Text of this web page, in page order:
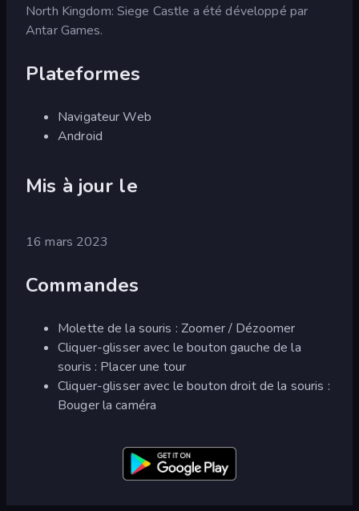
North Kingdom: Siege Castle a été développé par
Antar Games.
Plateformes
Navigateur Web
Android
Mis à jour le
16 mars 2023
Commandes
Molette de la souris : Zoomer / Dézoomer
Cliquer-glisser avec le bouton gauche de la
souris : Placer une tour
Cliquer-glisser avec le bouton droit de la souris :
Bouger la caméra